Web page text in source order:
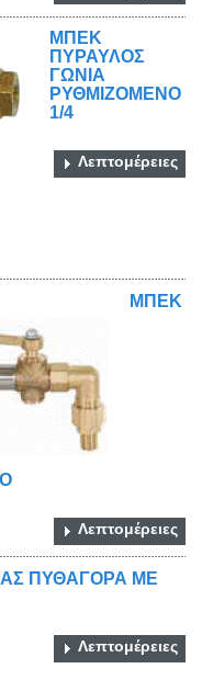
ΜΠΕΚ
ΠΥΡΑΥΛΟΣ
ΓΩΝΙΑ
ΡΥΘΜΙΖΟΜΕΝΟ
1/4
Λεπτομέρειες
ΜΠΕΚ
Λεπτομέρειες
ΠΥΘΑΓΟΡΑ ΜΕ
Λεπτομέρειες